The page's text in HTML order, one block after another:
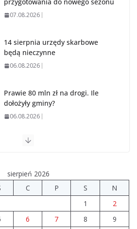
07.08.2026
14 sierpnia urzędy skarbowe
będą nieczynne
06.08.2026
Prawie 80 mln zł na drogi. Ile
dołożyły gminy?
06.08.2026
przechodzi modernizację
dyrektora szpitala. Podwyżka
problemów
sierpień 2026
C P S
N
1
2
6 7 8
9